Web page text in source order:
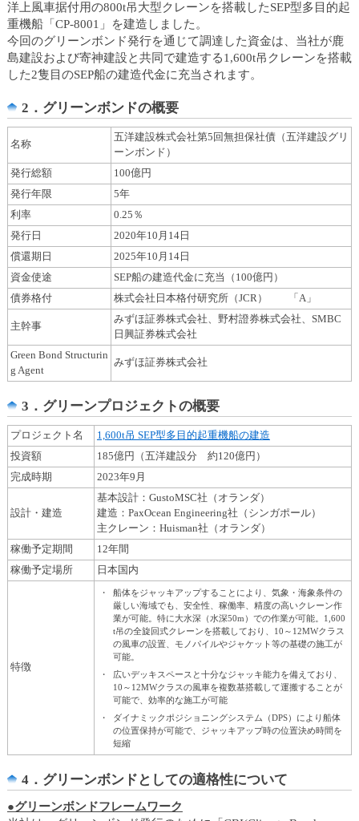
す
本
文
へ
移
し
ま
す
洋上風車据付用の800t吊大型クレーンを搭載したSEP型多目的起
重機船「CP-8001」を建造しました。
今回のグリーンボンド発行を通じて調達した資金は、当社が鹿
島建設および寄神建設と共同で建造する1,600t吊クレーンを搭載
した2隻目のSEP船の建造代金に充当されます。
2．グリーンボンドの概要
名称
五洋建設株式会社第5回無担保社債（五洋建設グリ
ーンボンド）
発行総額
100億円
発行年限
5年
利率
0.25％
発行日
2020年10月14日
償還期日
2025年10月14日
資金使途
SEP船の建造代金に充当（100億円）
債券格付
株式会社日本格付研究所（JCR） 「A」
主幹事
みずほ証券株式会社、野村證券株式会社、SMBC
日興証券株式会社
Green Bond Structurin
g Agent
みずほ証券株式会社
3．グリーンプロジェクトの概要
プロジェクト名
1,600t吊 SEP型多目的起重機船の建造
投資額
185億円（五洋建設分 約120億円）
完成時期
2023年9月
設計・建造
基本設計：GustoMSC社（オランダ）
建造：PaxOcean Engineering社（シンガポール）
主クレーン：Huisman社（オランダ）
稼働予定期間
12年間
稼働予定場所
日本国内
特徴
・
船体をジャッキアップすることにより、気象・海象条件の
厳しい海域でも、安全性、稼働率、精度の高いクレーン作
業が可能。特に大水深（水深50m）での作業が可能。1,600
t吊の全旋回式クレーンを搭載しており、10～12MWクラス
の風車の設置、モノパイルやジャケット等の基礎の施工が
可能。
・
広いデッキスペースと十分なジャッキ能力を備えており、
10～12MWクラスの風車を複数基搭載して運搬することが
可能で、効率的な施工が可能
・
ダイナミックポジショニングシステム（DPS）により船体
の位置保持が可能で、ジャッキアップ時の位置決め時間を
短縮
4．グリーンボンドとしての適格性について
●グリーンボンドフレームワーク